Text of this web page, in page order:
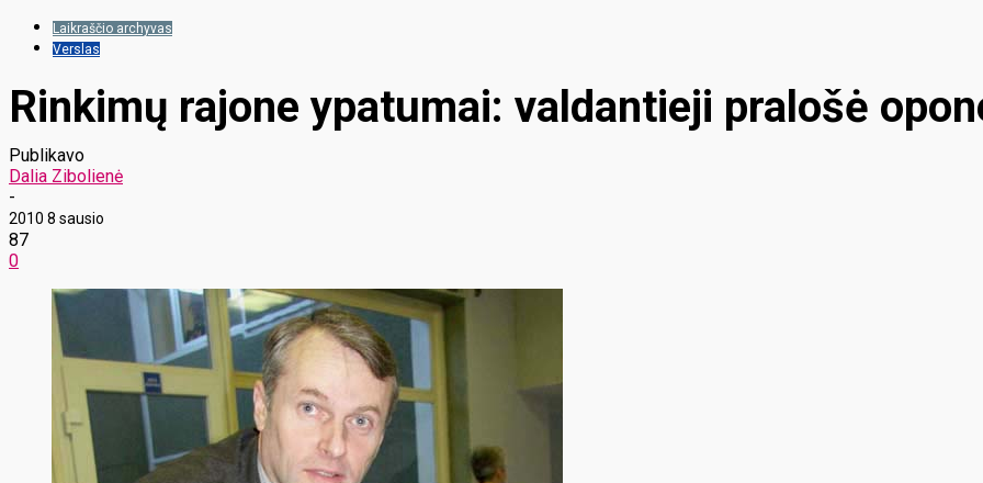
Laikraščio archyvas
Verslas
Rinkimų rajone ypatumai: valdantieji pralošė
Publikavo
Dalia Zibolienė
-
2010 8 sausio
87
0